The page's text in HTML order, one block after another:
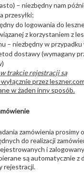
– niezbędny nam
przesyłki;
do logowania do
z korzystaniem z
– niezbędny w przypadku
dostawy (wymagany
trakcie rejestracji są
wyłącznie przezleszner.com
w żaden inny sposób.
zamówienia prosimy
do realizacji
i
są automatycznie z
rejestracji.